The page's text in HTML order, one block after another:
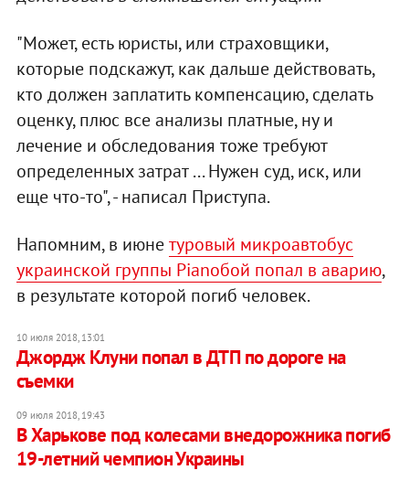
"Может, есть юристы, или страховщики,
которые подскажут, как дальше действовать,
кто должен заплатить компенсацию, сделать
оценку, плюс все анализы платные, ну и
лечение и обследования тоже требуют
определенных затрат ... Нужен суд, иск, или
еще что-то", - написал Приступа.
Напомним, в июнетуровый микроавтобус
украинской группы Pianoбой попал в аварию,
в результате которой погиб человек.
10 июля 2018, 13:01
Джордж Клуни попал в ДТП по дороге на
съемки
09 июля 2018, 19:43
В Харькове под колесами внедорожника погиб
19-летний чемпион Украины